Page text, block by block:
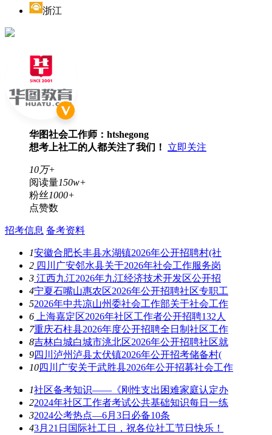
浙江
华图社会工作师：htshegong
想考上社工的人都关注了我们！
立即关注
10万+
阅读量150w+
粉丝1000+
点赞数
招考信息 备考资料
1安徽合肥长丰县水湖镇2026年公开招聘村(社
2 四川广安邻水县关于2026年社会工作服务岗
3 江西九江2026年九江经济技术开发区公开招
4宁夏石嘴山惠农区2026年公开招聘社区专职工
52026年中共凉山州委社会工作部关于社会工作
6 上海嘉定区2026年社区工作者公开招聘132人
7重庆石柱县2026年度公开招聘全日制社区工作
8吉林白城白城市洮北区2026年公开招聘社区就
9四川泸州泸县太伏镇2026年公开招考储备村(
10四川广安关于武胜县2026年公开招募社会工作
1社区备考知识——《刚性支出困难家庭认定办
22024年社区工作者考试公共基础知识每日一练
32024公考热点—6月3日必备10条
43月21日国际社工日，祝各位社工节日快乐！